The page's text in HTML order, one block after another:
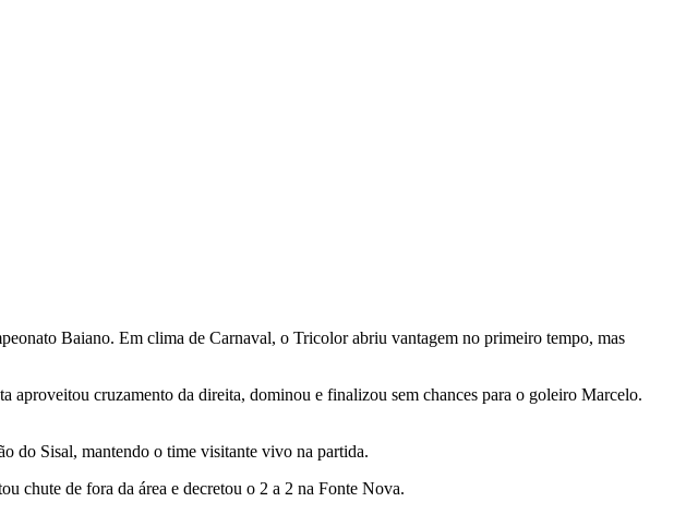
Baiano. Em clima de Carnaval, o Tricolor abriu vantagem no primeiro tempo, mas
cruzamento da direita, dominou e finalizou sem chances para o goleiro Marcelo.
do Sisal, mantendo o time visitante vivo na partida.
chute de fora da área e decretou o 2 a 2 na Fonte Nova.